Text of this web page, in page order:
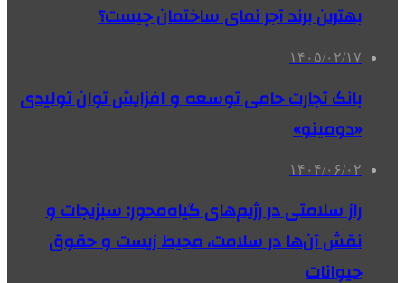
بهترین برند آجر نمای ساختمان چیست؟
۱۴۰۵/۰۲/۱۷
بانک تجارت حامی توسعه و افزایش توان تولیدی
«دومینو»
۱۴۰۴/۰۶/۰۲
راز سلامتی در رژیم‌های گیاه‌محور: سبزیجات و
نقش آن‌ها در سلامت، محیط زیست و حقوق
حیوانات